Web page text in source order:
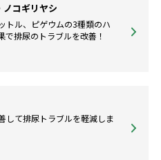
ノコギリヤシ
トル、ピゲウムの3種類のハ
で排尿のトラブルを改善！
して排尿トラブルを軽減しま